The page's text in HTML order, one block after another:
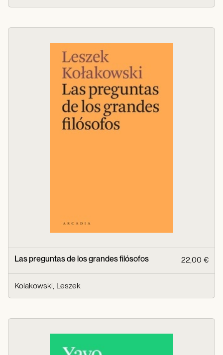
Las preguntas de los grandes filósofos 22,00 €
Kolakowski, Leszek